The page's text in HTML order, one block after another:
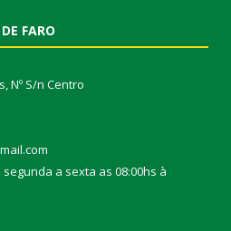
FARO
Nº S/n Centro
a sexta as 08:00hs à